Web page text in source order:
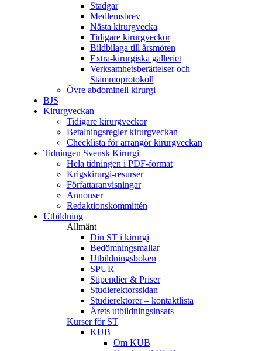
Stadgar
Medlemsbrev
Nästa kirurgvecka
Tidigare kirurgveckor
Bildbilaga till årsmöten
Extra-kirurgiska galleriet
Verksamhetsberättelser och
Stämmoprotokoll
Övre abdominell kirurgi
BJS
Kirurgveckan
Tidigare kirurgveckor
Betalningsregler kirurgveckan
Checklista för arrangör kirurgveckan
Tidningen Svensk Kirurgi
Hela tidningen i PDF-format
Krigskirurgi-resurser
Författaranvisningar
Annonser
Redaktionskommittén
Utbildning
Allmänt
Din ST i kirurgi
Bedömningsmallar
Utbildningsboken
SPUR
Stipendier & Priser
Studierektorssidan
Studierektorer – kontaktlista
Årets utbildningsinsats
Kurser för ST
KUB
Om KUB